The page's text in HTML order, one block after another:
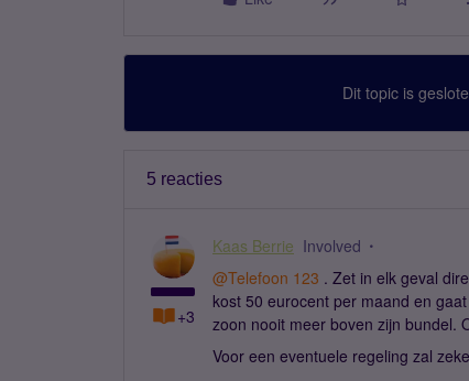
Dit topic is
5 reacties
+3
Kaas Berrie Involved
@Telefoon 123 . Zet in elk geval
kost 50 eurocent per maand en
zoon nooit meer boven zijn bundel.
Voor een eventuele regeling zal